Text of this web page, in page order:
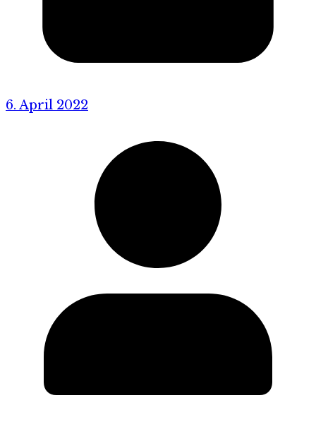
6. April 2022